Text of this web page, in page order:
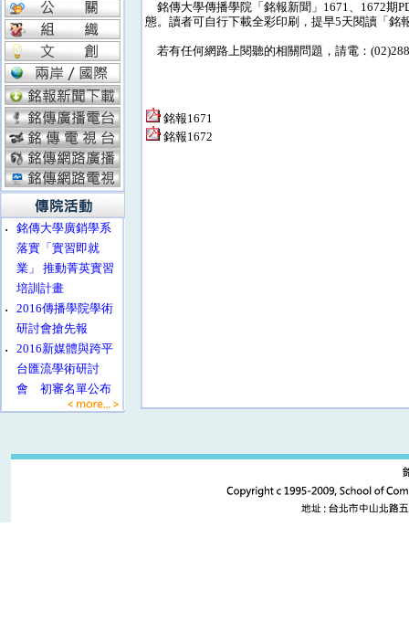
‧
銘傳大學廣銷學系
落實「實習即就
業」 推動菁英實習
培訓計畫
‧
2016傳播學院學術
研討會搶先報
‧
2016新媒體與跨平
台匯流學術研討
會 初審名單公布
銘傳大學傳播學院「銘報新聞」1671、1672期
態。讀者可自行下載全彩印刷，提早5天閱讀「銘
若有任何網路上閱聽的相關問題，請電：
銘報1671
銘報1672